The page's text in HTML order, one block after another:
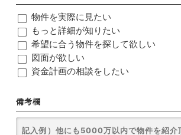
物件を実際に見たい
もっと詳細が知りたい
希望に合う物件を探して欲しい
図面が欲しい
資金計画の相談をしたい
備考欄